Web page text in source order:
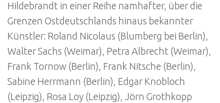
Hildebrandt in einer Reihe namhafter, über die
Grenzen Ostdeutschlands hinaus bekannter
Künstler: Roland Nicolaus (Blumberg bei Berlin),
Walter Sachs (Weimar), Petra Albrecht (Weimar),
Frank Tornow (Berlin), Frank Nitsche (Berlin),
Sabine Herrmann (Berlin), Edgar Knobloch
(Leipzig), Rosa Loy (Leipzig), Jörn Grothkopp